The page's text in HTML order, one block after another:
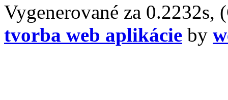
Vygenerované za 0.2232s,
tvorba web aplikácie by